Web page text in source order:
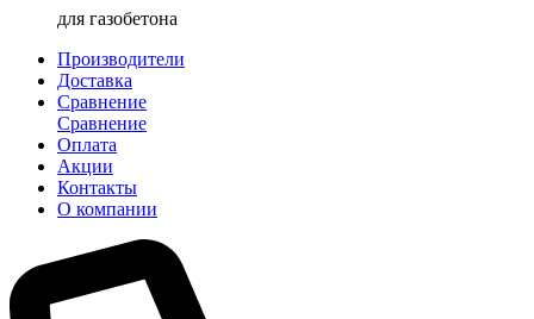
для газобетона
Производители
Доставка
Сравнение
Сравнение
Оплата
Акции
Контакты
О компании